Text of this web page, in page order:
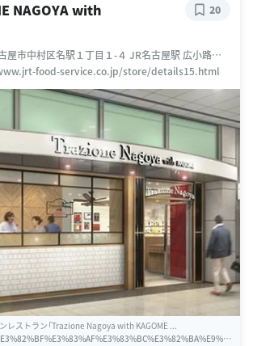
NAGOYA with
屋市中村区名駅１丁目１-４ JR名古屋駅 広小路口
通り food-service.co.jp/store/details15.html
20
レストラン「Trazione Nagoya with KAGOME ...